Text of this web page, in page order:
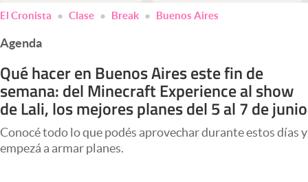
Finanzas y Mercados
Mercados Online
Negocios
Columnistas
Apertura
El Cronista Clase Break Buenos Aires
Agenda
Qué hacer en Buenos Aires este fin de
semana: del Minecraft Experience al show
de Lali, los mejores planes del 5 al 7 de junio
Conocé todo lo que podés aprovechar durante estos días y
empezá a armar planes.